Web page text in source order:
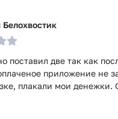
Белохвостик
поставил две так как
приложение не
плакали мои денежки.